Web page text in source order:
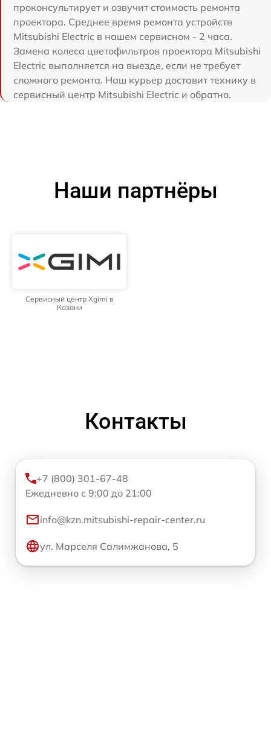
проконсультирует и озвучит стоимость ремонта
проектора. Среднее время ремонта устройств
Mitsubishi Electric в нашем сервисном - 2 часа.
Замена колеса цветофильтров проектора Mitsubishi
Electric выполняется на выезде, если не требует
сложного ремонта. Наш курьер доставит технику в
сервисный центр Mitsubishi Electric и обратно.
Наши партнёры
Сервисный центр Xgimi в
Казани
Контакты
+7 (800) 301-67-48
Ежедневно с 9:00 до 21:00
info@kzn.mitsubishi-repair-center.ru
ул. Марселя Салимжанова, 5